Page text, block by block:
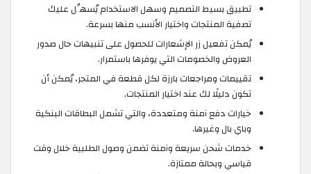
تطبيق بسيط التصميم وسهل الاستخدام يُسهِّل عليك
تصفية المنتجات واختيار الأنسب منها بسرعة.
يُمكن تفعيل زر الإشعارات للحصول على تنبيهات حال صدور
العروض والخصومات التي يوفرها باستمرار.
تقييمات ومراجعات بارزة لكل قطعة في المتجر، يُمكن أن
تكون دليلًا لك عند اختيار المنتجات.
خيارات دفع آمنة ومتعددة، والتي تشمل البطاقات البنكية
وباي بال وغيرها.
خدمات شحن سريعة وآمنة تضمن وصول الطلبية خلال وقت
قياسي وبحالة ممتازة.